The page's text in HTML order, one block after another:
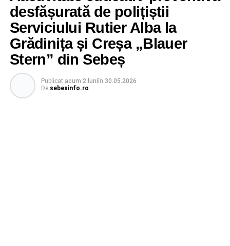
desfășurată de polițiștii
Serviciului Rutier Alba la
Grădinița și Creșa „Blauer
Stern” din Sebeș
Publicat acum 2 luniîn 30.05.2026
De sebesinfo.ro